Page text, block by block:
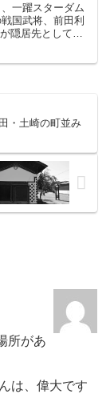
一躍スターダム
国武将、前田利
隠居先として高
・土崎の町並み
所があ
は、偉大です